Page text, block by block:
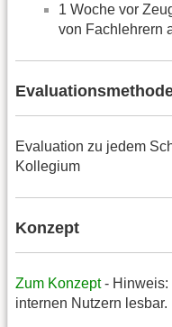
1 Woche vor
von Fachlehrern
Evaluation zu jedem
Kollegium
Konzept
Zum Konzept- Hinweis:
internen Nutzern lesbar.